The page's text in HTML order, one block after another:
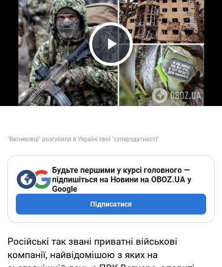
Play Video
Будьте першими у курсі головного —
підпишіться на Новини на OBOZ.UA у
Google
Підписатися
Російські так звані приватні військові
компанії, найвідомішою з яких на